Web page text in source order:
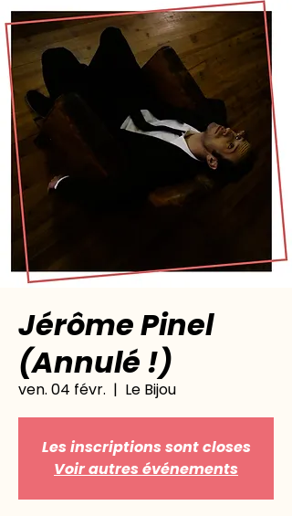
Jérôme Pinel
(Annulé !)
ven. 04 févr.
  |
Le Bijou
Les inscriptions sont closes
Voir autres événements